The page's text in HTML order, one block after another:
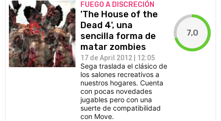
CINE
CÓMICS
MANGA
E3
FUEGO A DISCRECIÓN
'The House of the
Dead 4', una
sencilla forma de
matar zombies
17 de April 2012 | 12:05
Sega traslada el clásico de
los salones recreativos a
nuestros hogares. Cuenta
con pocas novedades
jugables pero con una
suerte de compatibilidad
con Move.
7,0